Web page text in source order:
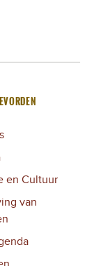
en Cultuur
van